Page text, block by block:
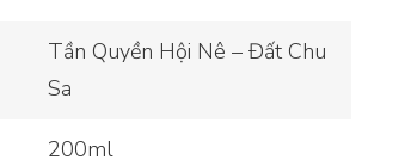
Tần Quyền Hội Nê – Đất Chu
Sa
200ml